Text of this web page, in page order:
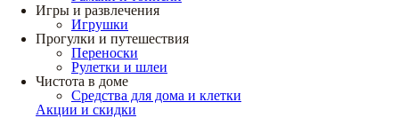
Игры и развлечения
Игрушки
Прогулки и путешествия
Переноски
Рулетки и шлеи
Чистота в доме
Средства для дома и клетки
Акции и скидки